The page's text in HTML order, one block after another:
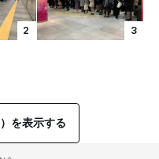
2 3
を表示する